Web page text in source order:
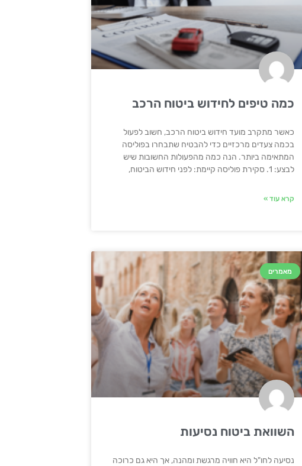
כמה טיפים לחידוש ביטוח הרכב
כאשר מתקרב מועד חידוש ביטוח הרכב, חשוב לפעול
בכמה צעדים מרכזיים כדי להבטיח שתבחרו בפוליסה
המתאימה ביותר. הנה כמה מהפעולות החשובות שיש
לבצע: 1. סקירת פוליסה קיימת: לפני חידוש הביטוח,
קרא עוד »
מאמרים
השוואת ביטוח נסיעות
נסיעה לחו"ל היא חוויה מרגשת ומהנה, אך היא גם כרוכה